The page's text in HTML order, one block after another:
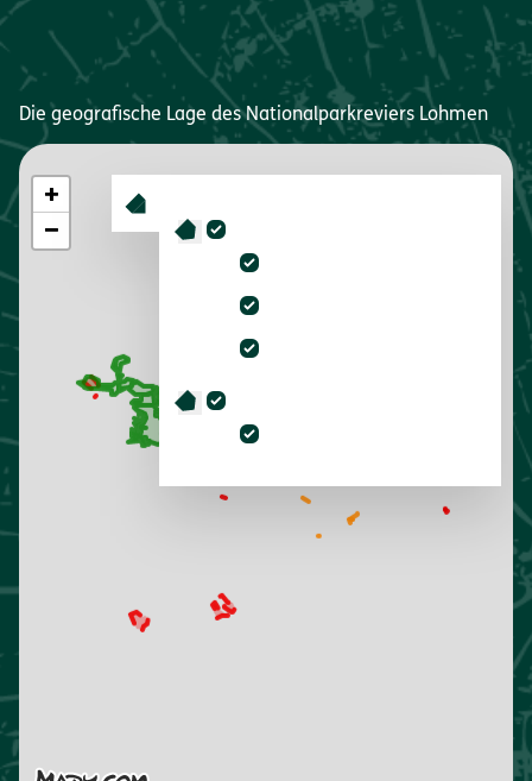
Die geografische Lage des Nationalparkreviers Lohmen
+
−